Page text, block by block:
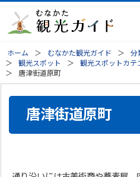
ホーム むなかた観光ガイド
分
観光スポット
観光スポットカテ
唐津街道原町
唐津街道原町